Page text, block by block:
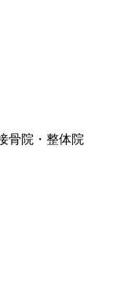
骨院・整体院